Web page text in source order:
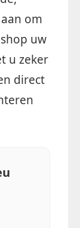
om
uw
u zeker
direct